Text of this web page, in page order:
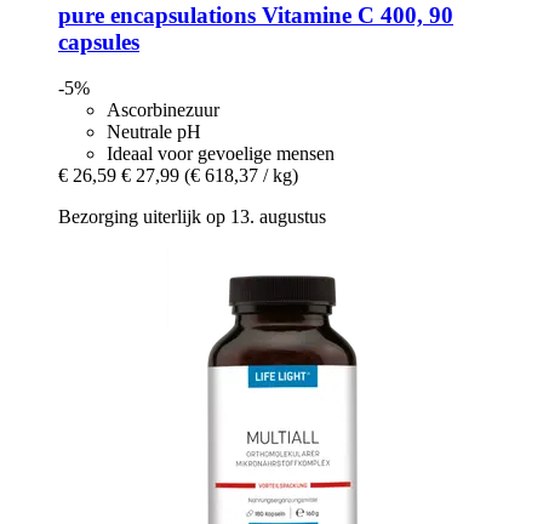
pure encapsulations Vitamine C 400, 90
capsules
-5%
Ascorbinezuur
Neutrale pH
Ideaal voor gevoelige mensen
€ 26,59 € 27,99 (€ 618,37 / kg)
Bezorging uiterlijk op 13. augustus